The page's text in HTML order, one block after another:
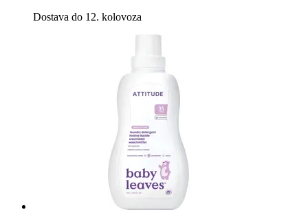
Dostava do 12. kolovoza